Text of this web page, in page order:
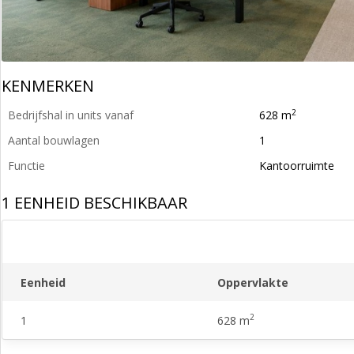
KENMERKEN
Bedrijfshal in units vanaf 628 m2
Aantal bouwlagen
1
Functie
Kantoorruimte
1 EENHEID BESCHIKBAAR
Eenheid Oppervlakte
1 628 m2